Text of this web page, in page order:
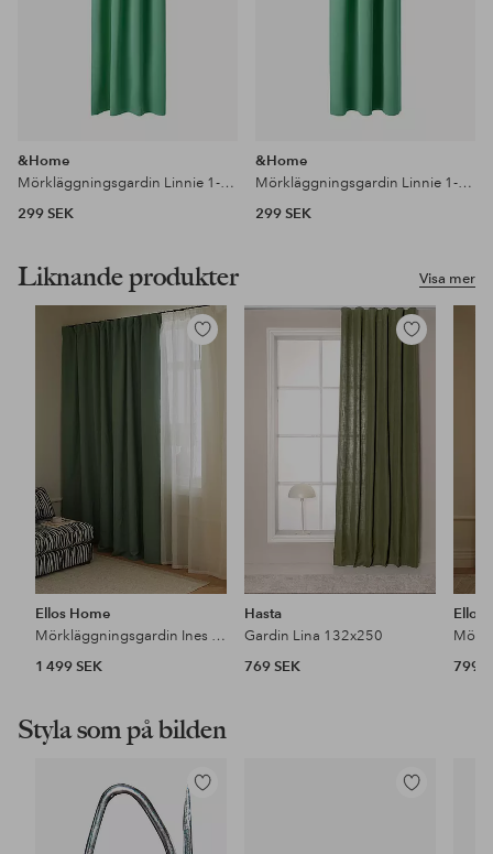
&Home
Mörkläggningsgardin Linnie 1-pack
299 SEK
&Home
Mörkläggningsgardin Linnie 1-pack
299 SEK
Visa mer
Liknande produkter
Lägg
till
Ellos Home
Mörkläggningsgardin Ines Wide extra bred 1-pack
1 499 SEK
Lägg
Hasta
Gardin Lina 132x250
769 SEK
Ellos
799
Styla som på bilden
Lägg
till
i
Lägg